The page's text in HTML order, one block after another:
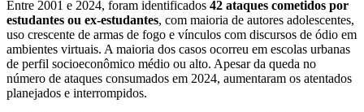
Entre 2001 e 2024, foram identificados 42 ataques cometidos por
estudantes ou ex-estudantes, com maioria de autores adolescentes,
uso crescente de armas de fogo e vínculos com discursos de ódio em
ambientes virtuais. A maioria dos casos ocorreu em escolas urbanas
de perfil socioeconômico médio ou alto. Apesar da queda no
número de ataques consumados em 2024, aumentaram os atentados
planejados e interrompidos.